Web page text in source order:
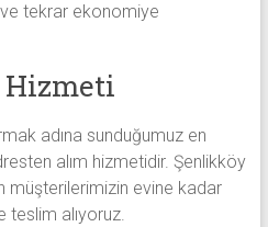
tekrar ekonomiye
Hizmeti
adına sunduğumuz en
alım hizmetidir. Şenlikköy
evine kadar
teslim alıyoruz.